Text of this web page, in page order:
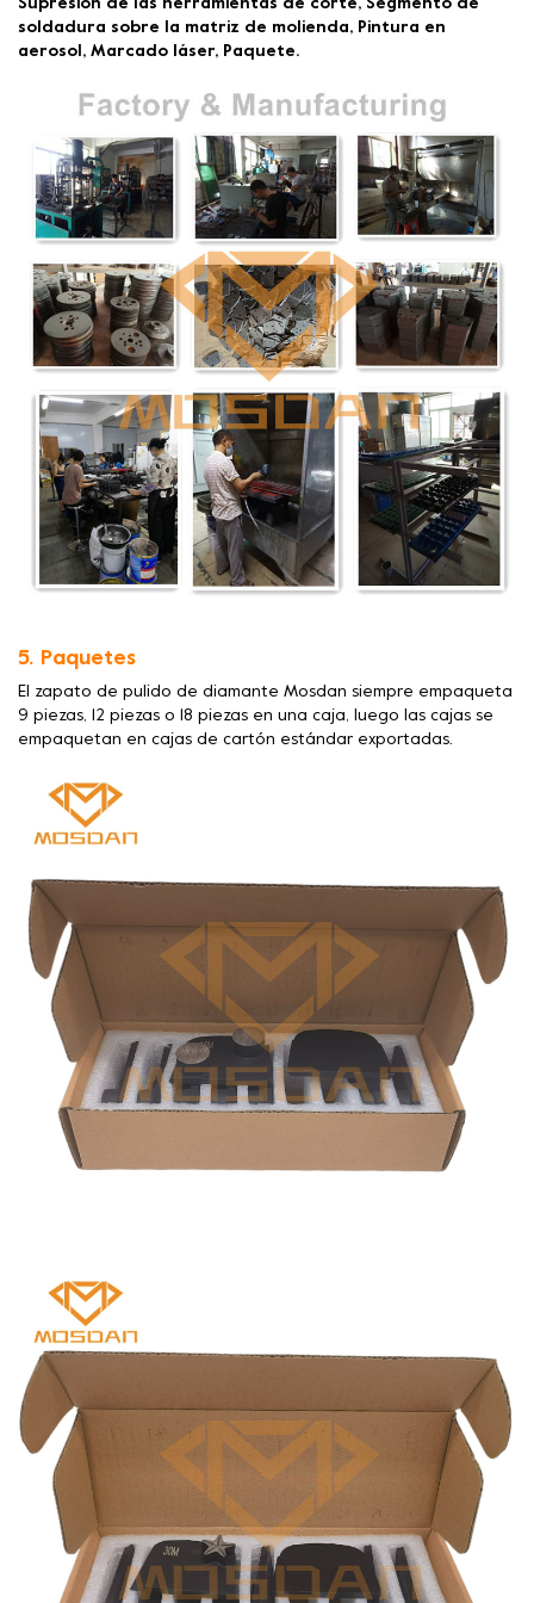
Supresión de las herramientas de corte, Segmento de
soldadura sobre la matriz de molienda, Pintura en
aerosol, Marcado láser, Paquete.
5. Paquetes
El zapato de pulido de diamante Mosdan siempre empaqueta
9 piezas, 12 piezas o 18 piezas en una caja, luego las cajas se
empaquetan en cajas de cartón estándar exportadas.